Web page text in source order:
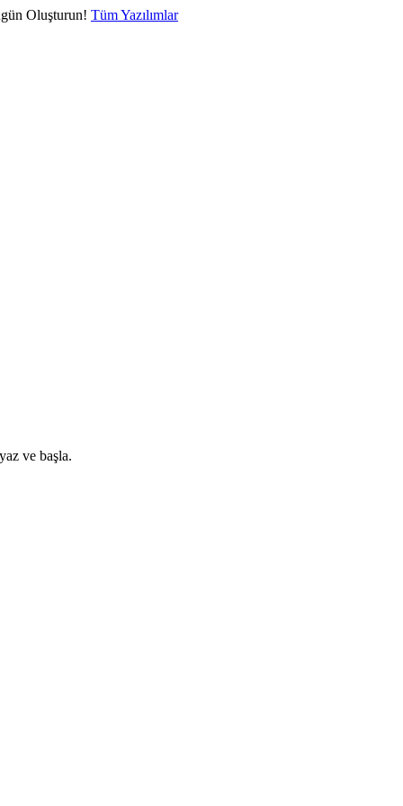
Oluşturun! Tüm Yazılımlar
ve başla.